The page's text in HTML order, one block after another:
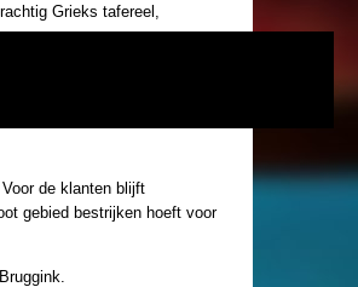
Grieks tafereel,
een soort nostalgische sfeer
Fraterman Amusement heeft
de klanten blijft
gebied bestrijken hoeft voor